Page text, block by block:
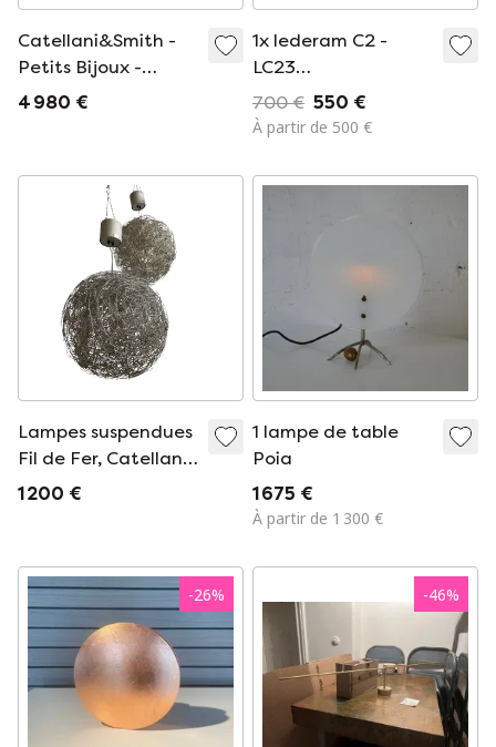
Catellani&Smith -
Petits Bijoux -
Lustre - 28x1 - LED
4 980 €
1x lederam C2 -
LC23
PLAFONDLAMP -
Catellani Smith
700 € 550 €
À partir de 500 €
Lampes suspendues
Fil de Fer, Catellani
& Smith
1 200 €
1 lampe de table
Poia
1 675 €
À partir de 1 300 €
-26% -46%